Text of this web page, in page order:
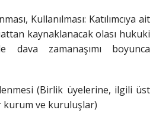
Kullanılması: Katılımcıya ait
kaynaklanacak olası hukuki
dava zamanaşımı boyunca
(Birlik üyelerine, ilgili üst
kurum ve kuruluşlar)